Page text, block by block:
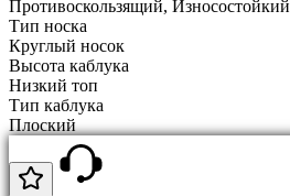
Противоскользящий, Износостойкий
Тип носка
Круглый носок
Высота каблука
Низкий топ
Тип каблука
Плоский